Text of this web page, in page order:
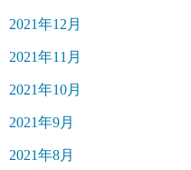
2021年12月
2021年11月
2021年10月
2021年9月
2021年8月